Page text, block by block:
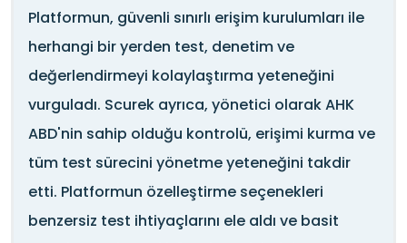
Platformun, güvenli sınırlı erişim kurulumları ile
herhangi bir yerden test, denetim ve
değerlendirmeyi kolaylaştırma yeteneğini
vurguladı. Scurek ayrıca, yönetici olarak AHK
ABD'nin sahip olduğu kontrolü, erişimi kurma ve
tüm test sürecini yönetme yeteneğini takdir
etti. Platformun özelleştirme seçenekleri
benzersiz test ihtiyaçlarını ele aldı ve basit